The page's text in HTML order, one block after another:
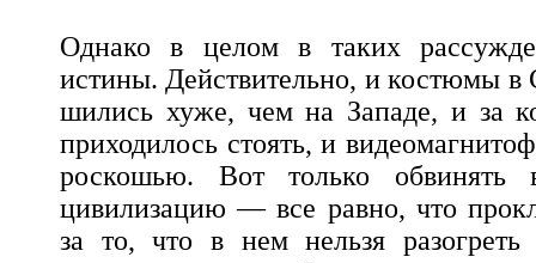
Однако в целом в таких
истины. Действительно, и костюмы в
шились хуже, чем на Западе, и за
приходилось стоять, и
роскошью. Вот только обвинять
цивилизацию — все равно, что
за то, что в нем нельзя